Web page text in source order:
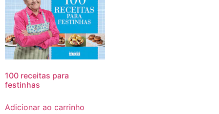
100 receitas para
festinhas
Adicionar ao carrinho